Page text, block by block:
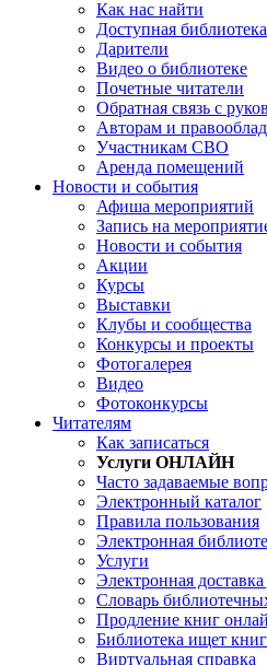
Как нас найти
Доступная библиотека
Дарители
Видео о библиотеке
Почетные читатели
Обратная связь с
Авторам и
Участникам СВО
Аренда помещений
Новости и события
Афиша мероприятий
Запись на
Новости и события
Акции
Курсы
Выставки
Клубы и сообщества
Конкурсы и проекты
Фотогалерея
Видео
Фотоконкурсы
Читателям
Как записаться
Услуги ОНЛАЙН
Часто задаваемые
Электронный каталог
Правила пользования
Электронная
Услуги
Электронная
Словарь
Продление книг
Библиотека ищет
Виртуальная справка